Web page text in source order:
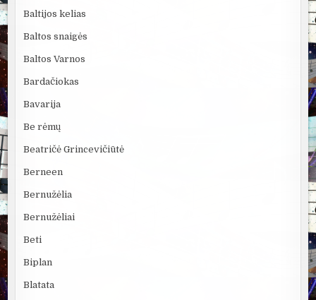
Baltijos kelias
Baltos snaigės
Baltos Varnos
Bardačiokas
Bavarija
Be rėmų
Beatričė Grincevičiūtė
Berneen
Bernužėlia
Bernužėliai
Beti
Biplan
Blatata